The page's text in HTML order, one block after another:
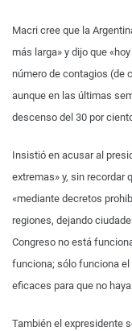
Macri cree que la
más larga» y dijo que
número de contagios (de
aunque en las últimas
descenso del 30 por
Insistió en acusar al
extremas» y, sin recordar
«mediante decretos
regiones, dejando
Congreso no está
funciona; sólo funciona el
eficaces para que no
También el expresidente